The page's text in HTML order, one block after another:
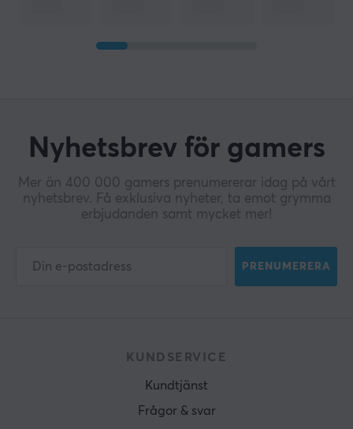
Nyhetsbrev för gamers
Mer än 400 000 gamers prenumererar idag på vårt
nyhetsbrev. Få exklusiva nyheter, ta emot grymma
erbjudanden samt mycket mer!
PRENUMERERA
KUNDSERVICE
Kundtjänst
Frågor & svar